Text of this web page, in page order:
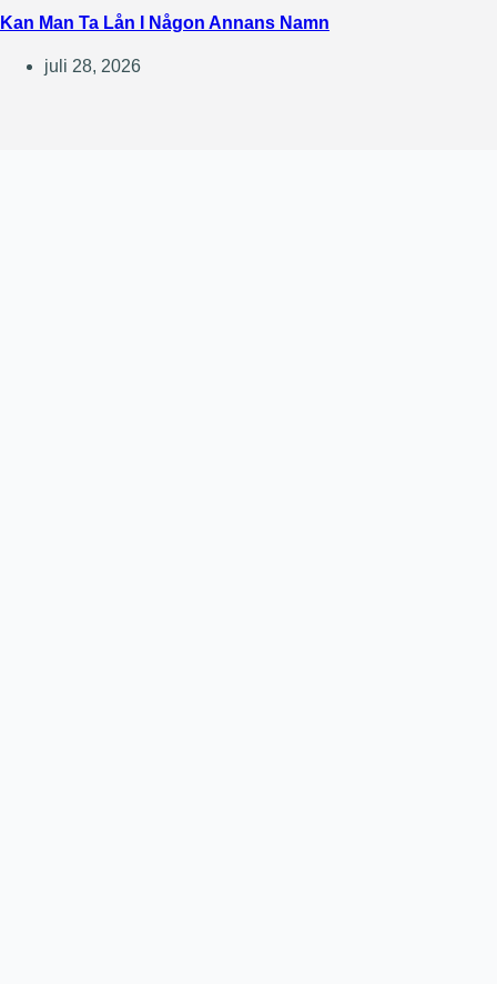
Kan Man Ta Lån I Någon Annans Namn
juli 28, 2026